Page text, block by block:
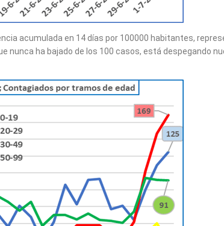
acumulada en 14 días por 100000 habitantes,
ha bajado de los 100 casos, está despegando